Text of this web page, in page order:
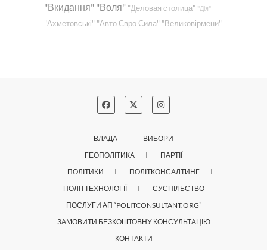
"Вкидання" "Воля" "Деловая столица" "Дія"
"Ахметовські" "Авто Євро Сила" "Великовірмени"
ВЛАДА
ВИБОРИ
ГЕОПОЛІТИКА
ПАРТІЇ
ПОЛІТИКИ
ПОЛІТКОНСАЛТИНГ
ПОЛІТТЕХНОЛОГІЇ
СУСПІЛЬСТВО
ПОСЛУГИ АП “POLITCONSULTANT.ORG”
ЗАМОВИТИ БЕЗКОШТОВНУ КОНСУЛЬТАЦІЮ
КОНТАКТИ